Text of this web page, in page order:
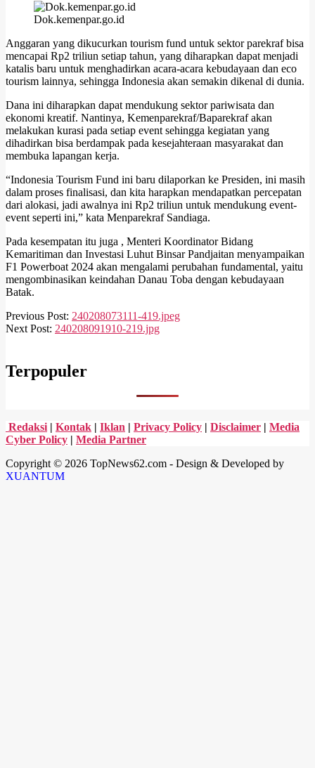
Dok.kemenpar.go.id
Anggaran yang dikucurkan tourism fund untuk sektor parekraf bisa
mencapai Rp2 triliun setiap tahun, yang diharapkan dapat menjadi
katalis baru untuk menghadirkan acara-acara kebudayaan dan eco
tourism lainnya, sehingga Indonesia akan semakin dikenal di dunia.
Dana ini diharapkan dapat mendukung sektor pariwisata dan
ekonomi kreatif. Nantinya, Kemenparekraf/Baparekraf akan
melakukan kurasi pada setiap event sehingga kegiatan yang
dihadirkan bisa berdampak pada kesejahteraan masyarakat dan
membuka lapangan kerja.
“Indonesia Tourism Fund ini baru dilaporkan ke Presiden, ini masih
dalam proses finalisasi, dan kita harapkan mendapatkan percepatan
dari alokasi, jadi awalnya ini Rp2 triliun untuk mendukung event-
event seperti ini,” kata Menparekraf Sandiaga.
Pada kesempatan itu juga , Menteri Koordinator Bidang
Kemaritiman dan Investasi Luhut Binsar Pandjaitan menyampaikan
F1 Powerboat 2024 akan mengalami perubahan fundamental, yaitu
mengombinasikan keindahan Danau Toba dengan kebudayaan
Batak.
2024-
02-
Previous Post: 240208073111-419.jpeg
Next Post: 240208091910-219.jpg
Terpopuler
Redaksi | Kontak | Iklan | Privacy Policy | Disclaimer | Media
Cyber Policy | Media Partner
Copyright © 2026 TopNews62.com - Design & Developed by
XUANTUM